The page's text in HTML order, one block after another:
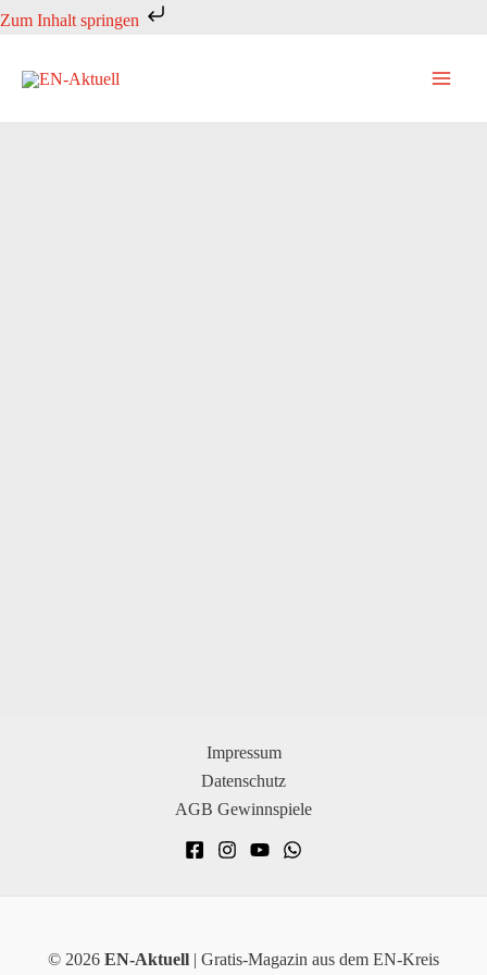
Zum Inhalt springen
Zum
springen
Impressum
Datenschutz
AGB Gewinnspiele
© 2026 EN-Aktuell | Gratis-Magazin aus dem EN-Kreis